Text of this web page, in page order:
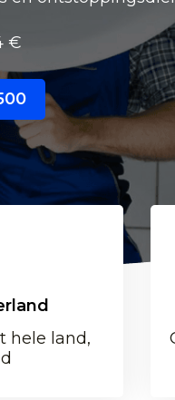
€
hele land,